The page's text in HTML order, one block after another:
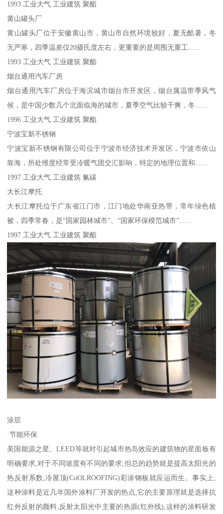
1993 工业大气 工业建筑 聚酯
黄山罐头厂
黄山罐头厂位于安徽黄山市，黄山市自然环境较好，夏无酷暑，冬
无严寒，四季温差仅20摄氏度左右，更重要的是周围无重工......
1993 工业大气 工业建筑 聚酯
烟台通用汽车厂房
烟台通用汽车厂房位于海滨城市烟台市开发区，烟台属温带季风气
候，是中国少数几个北面临海的城市，夏季空气比较干爽，冬......
1996 工业大气 工业建筑 聚酯
宁波宝新不锈钢
宁波宝新不锈钢有限公司位于宁波市经济技术开发区，宁波市依山
靠海，所处维度经常受冷暖气团交汇影响，特定的地理位置和......
1997 工业大气 工业建筑 氟碳
大长江摩托
大长江摩托位于广东省江门市，江门地处华南亚热带，常年绿色植
被，四季常春，是“国家园林城市”、“国家环保模范城市”......
1997 工业大气 工业建筑 聚酯
涂层
·节能环保
美国能源之星、LEED等就对引起城市热岛效应的建筑物的星面板有
明确要求,对于不同坡度有不同的要求,但总的趋势就是提高太阳光的
热反射系数,冷屋顶(CoOLROOFING)彩涂钢板就应运而生。事实上,
这种涂料是近几年国外涂料厂开发的热点,它的主要原理就是选择抗
红外反射的颜料,反射太阳光中主要的热源(红外线),这样的涂料研发